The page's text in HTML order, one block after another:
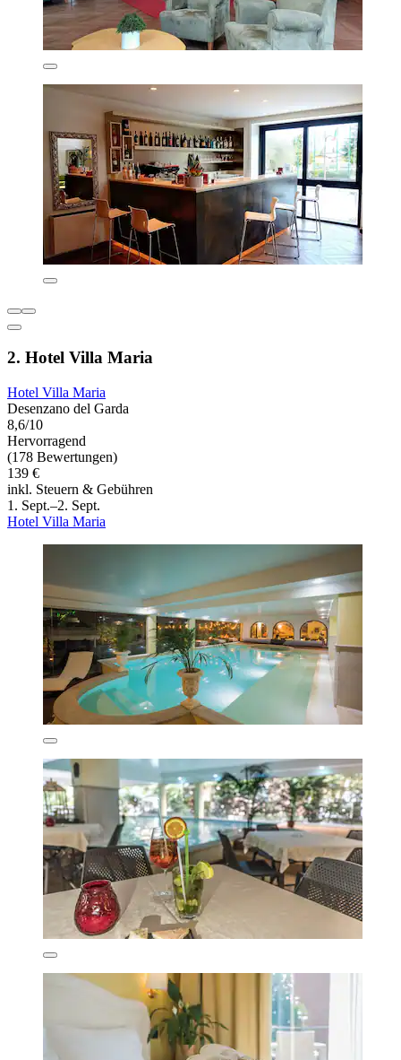
2. Hotel Villa Maria
Hotel Villa Maria
Desenzano del Garda
8,6/10
Hervorragend
(178 Bewertungen)
139 €
inkl. Steuern & Gebühren
1. Sept.–2. Sept.
Hotel Villa Maria